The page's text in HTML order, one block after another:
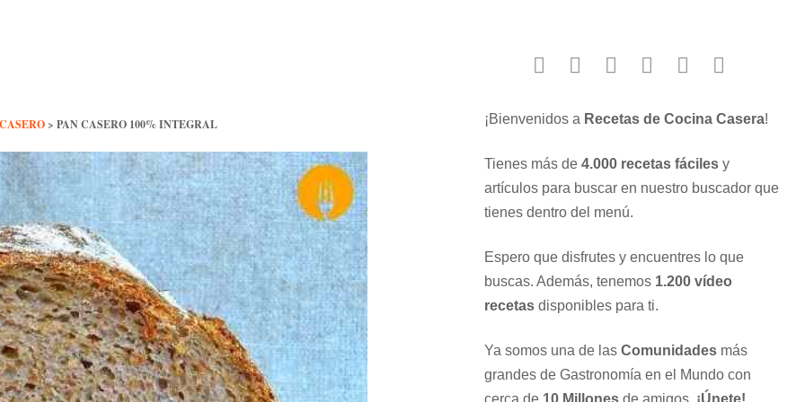
> PAN CASERO 100% INTEGRAL ¡Bienvenidos a Recetas de Cocina Casera!
Tienes más de 4.000 recetas fácilesy
artículos para buscar en nuestro buscador que
tienes dentro del menú.
Espero que disfrutes y encuentres lo que
buscas. Además, tenemos 1.200 vídeo
recetasdisponibles para ti.
Ya somos una de las Comunidadesmás
grandes de Gastronomía en el Mundo con
cerca de 10 Millonesde amigos. ¡Únete!